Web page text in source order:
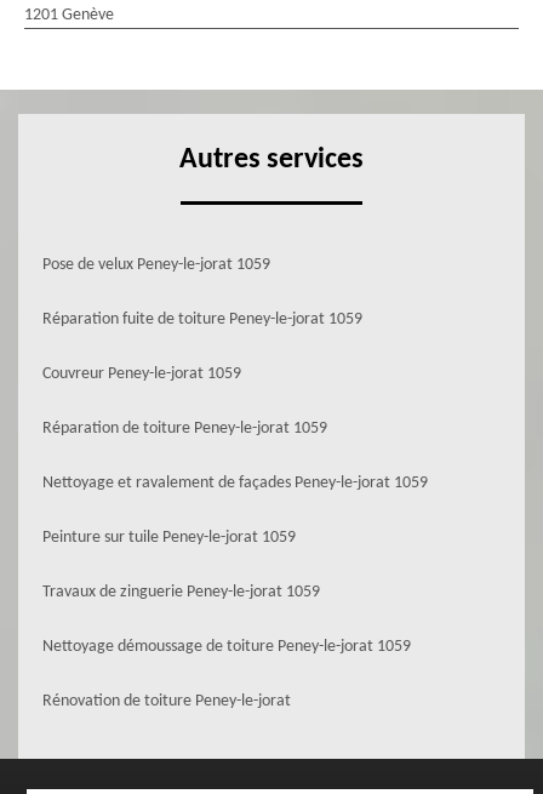
1201 Genève
Autres services
Pose de velux Peney-le-jorat 1059
Réparation fuite de toiture Peney-le-jorat 1059
Couvreur Peney-le-jorat 1059
Réparation de toiture Peney-le-jorat 1059
Nettoyage et ravalement de façades Peney-le-jorat 1059
Peinture sur tuile Peney-le-jorat 1059
Travaux de zinguerie Peney-le-jorat 1059
Nettoyage démoussage de toiture Peney-le-jorat 1059
Rénovation de toiture Peney-le-jorat